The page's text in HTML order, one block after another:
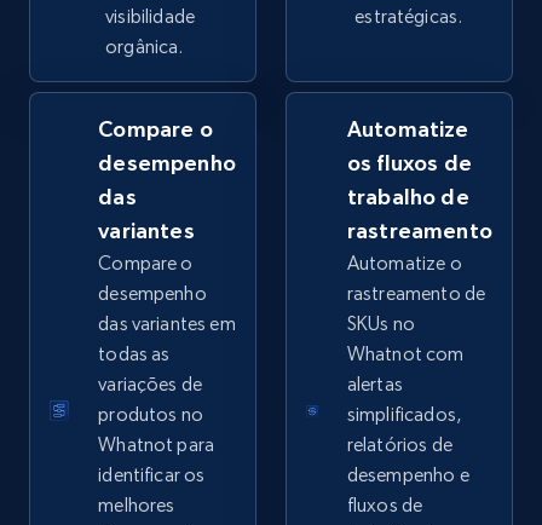
Rating, Reviews count, Images, Variations, and
more.
Google Shopping - collects products from
web using keywords
URL, Product id, Title, Product description,
Rating, Reviews count, Images, Variations, and
more.
2.4K+ 199+ Comece agora
visibilidade
orgânica.
estratégicas.
Compare o
desempenho
das
variantes
Compare o
desempenho
das variantes em
todas as
variações de
produtos no
Whatnot para
identificar os
melhores
Automatize
os fluxos de
trabalho de
rastreamento
Automatize o
rastreamento de
SKUs no
Whatnot com
alertas
simplificados,
relatórios de
desempenho e
fluxos de